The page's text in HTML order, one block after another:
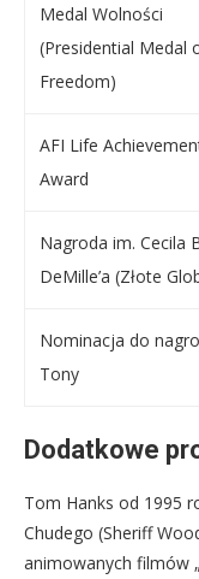
Medal Wolności
(Presidential Medal
Freedom)
AFI Life
Award
Nagroda im. Cecila
DeMille’a (Złote
Nominacja do
Tony
Dodatkowe
Tom Hanks od 1995
Chudego (Sheriff
animowanych filmów